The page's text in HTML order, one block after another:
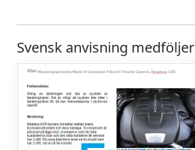
Svensk anvisning medföljer